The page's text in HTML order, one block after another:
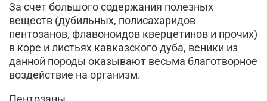
За счет большого содержания полезных
веществ (дубильных, полисахаридов
пентозанов, флавоноидов кверцетинов и прочих)
в коре и листьях кавказского дуба, веники из
данной породы оказывают весьма благотворное
воздействие на организм.